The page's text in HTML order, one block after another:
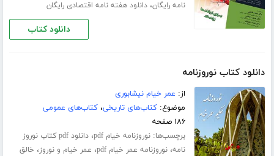
نامه رایگان،دانلود هفته نامه اقتصادی رایگان
دانلود کتاب
دانلود کتاب نوروزنامه
از: عمر خیام نیشابوری
موضوع:کتاب‌های تاریخی،کتاب‌های عمومی
۱۸۶ صفحه
برچسب‌ها:نوروزنامه خیام pdf ،
دانلود pdf کتاب نوروز
نامه،نوروزنامه عمر خیام pdf ، عمر خیام و نوروز، خالق